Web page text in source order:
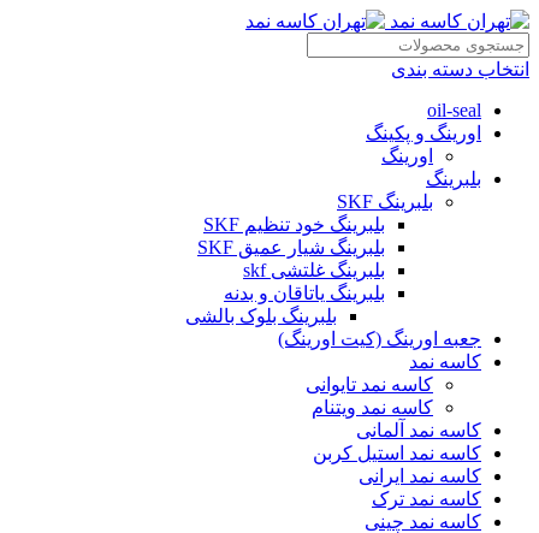
انتخاب دسته بندی
oil-seal
اورینگ و پکینگ
اورینگ
بلبرینگ
بلبرینگ SKF
بلبرینگ خود تنظیم SKF
بلبرینگ شیار عمیق SKF
بلبرینگ غلتشی skf
بلبرینگ یاتاقان و بدنه
بلبرینگ بلوک بالشی
جعبه اورینگ (کیت اورینگ)
کاسه نمد
کاسه نمد تایوانی
کاسه نمد ویتنام
کاسه نمد آلمانی
کاسه نمد استیل کربن
کاسه نمد ایرانی
کاسه نمد ترک
کاسه نمد چینی